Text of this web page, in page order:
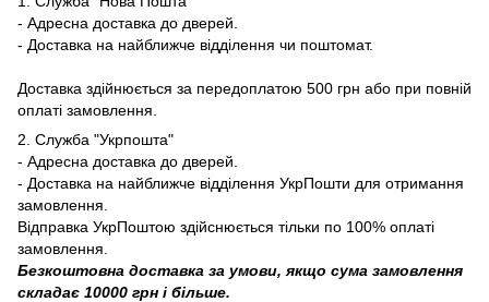
- Адресна доставка до дверей.
- Доставка на найближче відділення чи поштомат.
Доставка здійнюється за передоплатою 500 грн або при повній
оплаті замовлення.
2. Служба "Укрпошта"
- Адресна доставка до дверей.
- Доставка на найближче відділення УкрПошти для отримання
замовлення.
Відправка УкрПоштою здійснюється тільки по 100% оплаті
замовлення.
Безкоштовна доставка за умови, якщо сума замовлення
складає 10000 грн і більше.